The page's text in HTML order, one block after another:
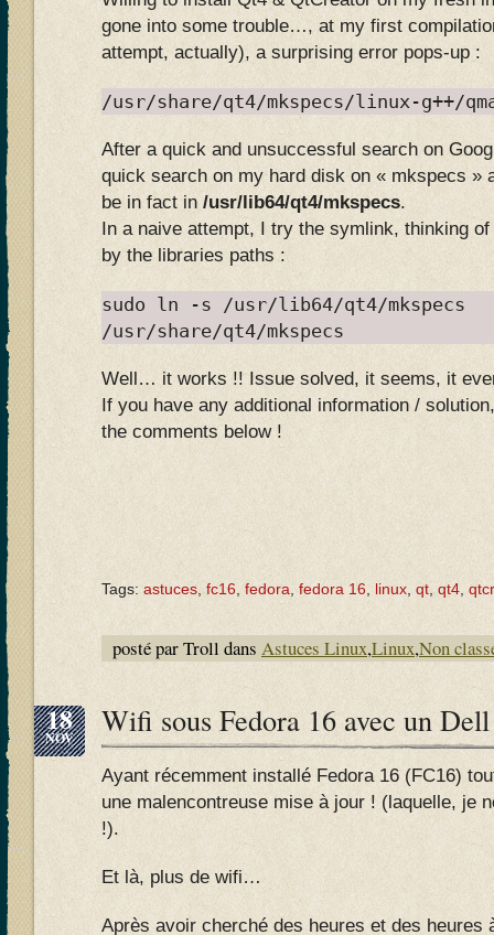
gone into some trouble…, at my first
attempt, actually), a surprising error pops-up :
/usr/share/qt4/mkspecs/linux-g++/
After a quick and unsuccessful search on
quick search on my hard disk on « mkspecs »
be in fact in /usr/lib64/qt4/mkspecs.
In a naive attempt, I try the symlink, thinking
by the libraries paths :
sudo ln -s /usr/lib64/qt4/mkspecs
/usr/share/qt4/mkspecs
Well… it works !! Issue solved, it seems, it
If you have any additional information /
the comments below !
Tags: astuces fc16 fedora fedora 16 linux qt qt4
posté par Troll dans Astuces Linux,Linux,Non
18
NOV Wifi sous Fedora 16 avec un
Ayant récemment installé Fedora 16 (FC16)
une malencontreuse mise à jour ! (laquelle, je
!).
Et là, plus de wifi…
Après avoir cherché des heures et des heures